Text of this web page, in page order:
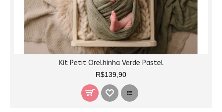
Kit Petit Orelhinha Verde Pastel
R$139,90